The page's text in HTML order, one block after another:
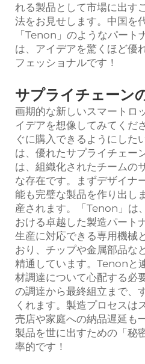
れる製品として市場に出す
法をお見せします。中国を
「Tenon」のようなパー
は、アイデアを驚くほど優
フェッショナルです！
サプライチェーン
画期的な新しいスマートロ
イデアを想像してみてくだ
ぐに購入できるようにした
は、優れたサプライチェー
は、組織化されたチームの
な存在です。まずデザイナ
能も完璧な製品を作り出し
産されます。「Tenon」は
おける卓越した製造パート
生産に対応できる専用機械
おり、チップや金属部品な
精通しています。Tenonと
材調達について心配する必
の調達から最終組立まで、
くれます。製造プロセスは
売店や家庭への納品遅延も
製品を世に出すための「秘
率的です！